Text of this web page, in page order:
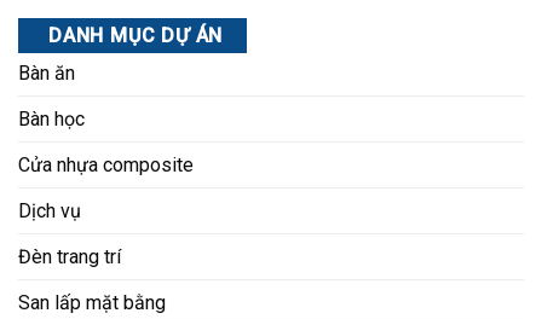
DANH MỤC DỰ ÁN
Bàn ăn
Bàn học
Cửa nhựa composite
Dịch vụ
Đèn trang trí
San lấp mặt bằng